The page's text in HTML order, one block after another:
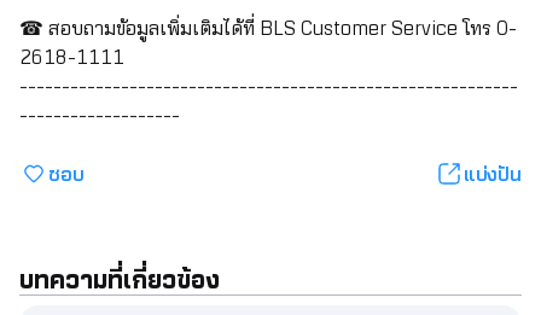
☎ สอบถามข้อมูลเพิ่มเติมได้ที่ BLS Customer Service โทร 0-
2618-1111
-----------------------------------------------------------
-------------------
ชอบ แบ่งปัน
บทความที่เกี่ยวข้อง